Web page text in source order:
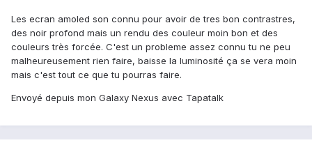
Les ecran amoled son connu pour avoir de tres bon contrastres,
des noir profond mais un rendu des couleur moin bon et des
couleurs très forcée. C'est un probleme assez connu tu ne peu
malheureusement rien faire, baisse la luminosité ça se vera moin
mais c'est tout ce que tu pourras faire.
Envoyé depuis mon Galaxy Nexus avec Tapatalk